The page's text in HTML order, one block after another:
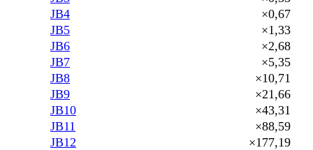
JB4
×0,67
JB5
×1,33
JB6
×2,68
JB7
×5,35
JB8
×10,71
JB9
×21,66
JB10
×43,31
JB11
×88,59
JB12
×177,19